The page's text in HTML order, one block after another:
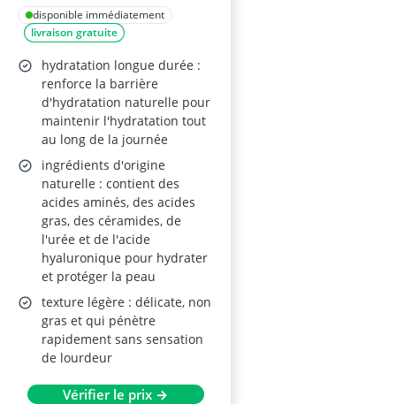
d’Hydratation + Acide
Hyaluronique 100 ml
disponible immédiatement
livraison gratuite
hydratation longue durée :
renforce la barrière
d'hydratation naturelle pour
maintenir l'hydratation tout
au long de la journée
ingrédients d'origine
naturelle : contient des
acides aminés, des acides
gras, des céramides, de
l'urée et de l'acide
hyaluronique pour hydrater
et protéger la peau
texture légère : délicate, non
gras et qui pénètre
rapidement sans sensation
de lourdeur
Vérifier le prix →